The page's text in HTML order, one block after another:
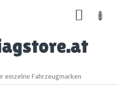
einzelne Fahrzeugmarken